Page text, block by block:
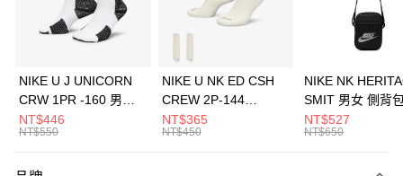
華南商業銀行
彰化商業銀行
上海商業儲蓄銀行
元大商業銀行
Apple Pay
全盈+PAY
AFTEE先享後付
NIKE U J UNICORN
CRW 1PR -160 男女
中統襪 FZ3393100
NT$446
NT$550
NIKE U NK ED CSH
CREW 2P-144
EMBRDY 男女 短統襪
FZ3073133
NT$365
NT$450
NIKE NK
SMIT 男女 側背
BA5871010
NT$527
NT$650